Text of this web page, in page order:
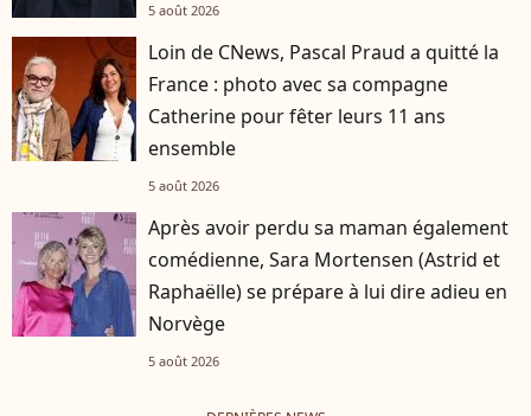
5 août 2026
Loin de CNews, Pascal Praud a quitté la
France : photo avec sa compagne
Catherine pour fêter leurs 11 ans
ensemble
5 août 2026
Après avoir perdu sa maman également
comédienne, Sara Mortensen (Astrid et
Raphaëlle) se prépare à lui dire adieu en
Norvège
5 août 2026